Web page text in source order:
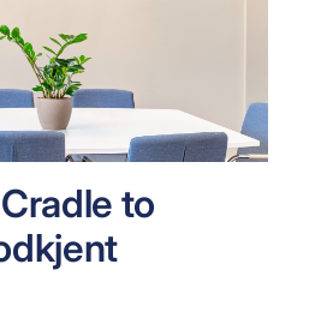
to